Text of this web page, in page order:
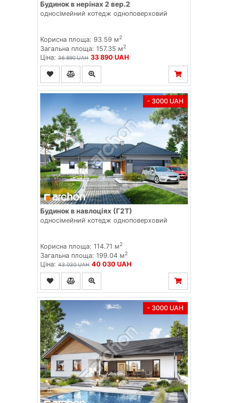
Будинок в нерінах 2 вер.2
односімейний котедж одноповерховий
Корисна площа: 93.59 м2
Загальна площа: 157.35 м2
Ціна: 36 890 UAH 33 890 UAH
- 3000 UAH
Будинок в навлоціях (Г2Т)
односімейний котедж одноповерховий
Корисна площа: 114.71 м2
Загальна площа: 199.04 м2
Ціна: 43 030 UAH 40 030 UAH
- 3000 UAH